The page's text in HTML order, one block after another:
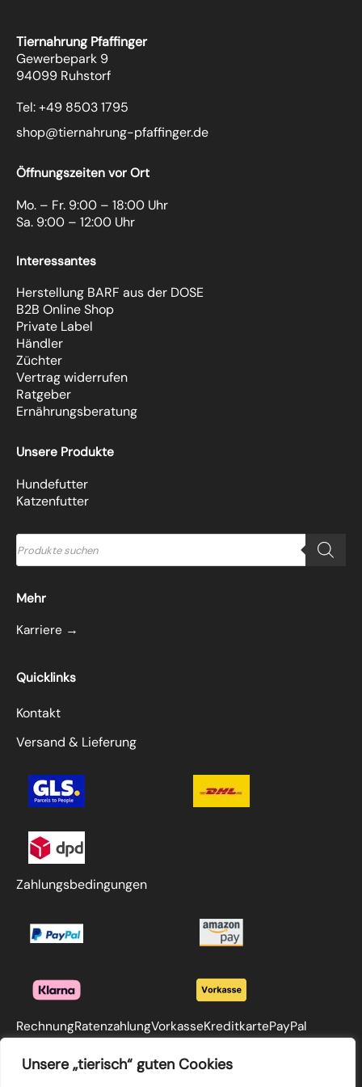
Unsere „tierisch“ guten Cookies
Tiernahrung Pfaffinger
Gewerbepark 9
94099 Ruhstorf
Tel: +49 8503 1795
shop@tiernahrung-pfaffinger.de
Öffnungszeiten vor Ort
Mo. – Fr. 9:00 – 18:00 Uhr
Sa. 9:00 – 12:00 Uhr
Interessantes
Herstellung BARF aus der DOSE
B2B Online Shop
Private Label
Händler
Züchter
Vertrag widerrufen
Ratgeber
Ernährungsberatung
Unsere Produkte
Hundefutter
Katzenfutter
search
Mehr
Karriere →
Quicklinks
Kontakt
Versand & Lieferung
Zahlungsbedingungen
RechnungRatenzahlungVorkasseKreditkartePayPal